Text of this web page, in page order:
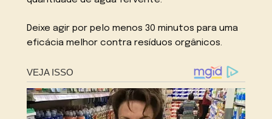
Deixe agir por pelo menos 30 minutos para uma
eficácia melhor contra resíduos orgânicos.